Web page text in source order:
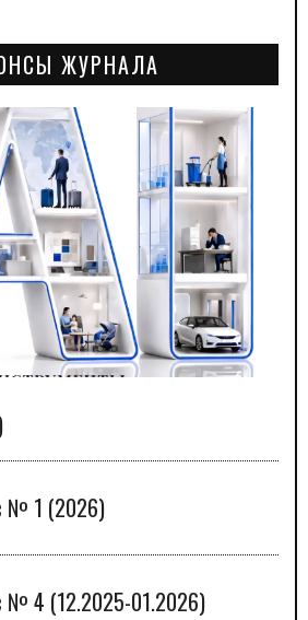
ЖУРНАЛА
№ 1 (2026)
№ 4 (12.2025-01.2026)